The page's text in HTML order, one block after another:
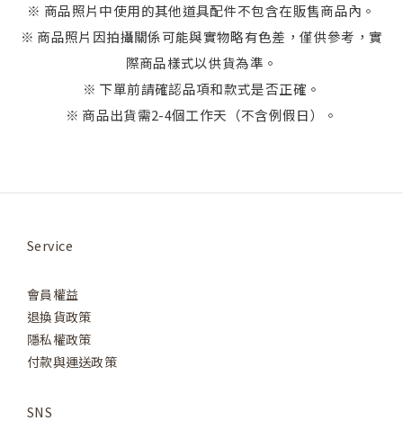
※ 商品照片中使用的其他道具配件不包含在販售商品內。
※ 商品照片因拍攝關係可能與實物略有色差，僅供參考，實
際商品樣式以供貨為準。
※ 下單前請確認品項和款式是否正確。
※ 商品出貨需2-4個工作天（不含例假日）。
Service
會員權益
退換貨政策
隱私權政策
付款與運送政策
SNS